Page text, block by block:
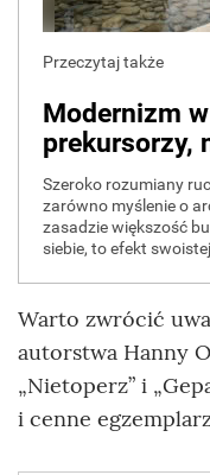
Warto zwrócić
autorstwa Hanny
„Nietoperz” i
i cenne